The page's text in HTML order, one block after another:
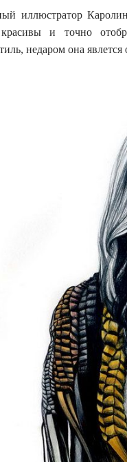
иллюстратор
и точно
недаром она